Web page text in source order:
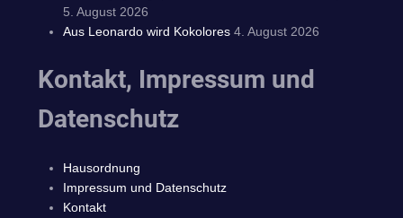
5. August 2026
Aus Leonardo wird Kokolores 4. August 2026
Kontakt, Impressum und
Datenschutz
Hausordnung
Impressum und Datenschutz
Kontakt